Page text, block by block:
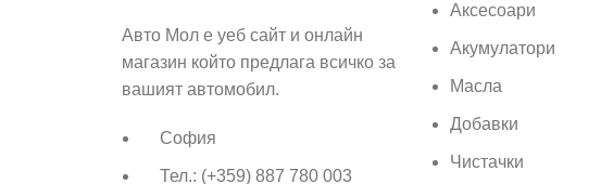
Авто Мол е уеб сайт и онлайн
магазин който предлага всичко за
вашият автомобил.
София
Тел.: (+359) 887 780 003
Аксесоари
Акумулатори
Масла
Добавки
Чистачки